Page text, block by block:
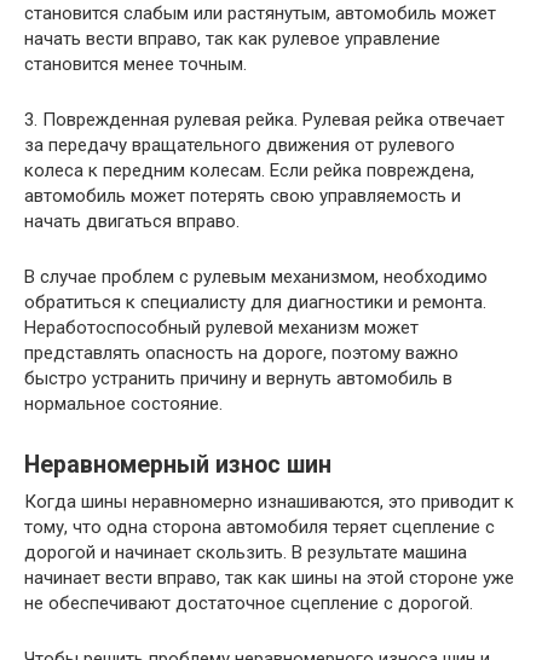
становится слабым или растянутым, автомобиль может
начать вести вправо, так как рулевое управление
становится менее точным.
3. Поврежденная рулевая рейка. Рулевая рейка отвечает
за передачу вращательного движения от рулевого
колеса к передним колесам. Если рейка повреждена,
автомобиль может потерять свою управляемость и
начать двигаться вправо.
В случае проблем с рулевым механизмом, необходимо
обратиться к специалисту для диагностики и ремонта.
Неработоспособный рулевой механизм может
представлять опасность на дороге, поэтому важно
быстро устранить причину и вернуть автомобиль в
нормальное состояние.
Неравномерный износ шин
Когда шины неравномерно изнашиваются, это приводит к
тому, что одна сторона автомобиля теряет сцепление с
дорогой и начинает скользить. В результате машина
начинает вести вправо, так как шины на этой стороне уже
не обеспечивают достаточное сцепление с дорогой.